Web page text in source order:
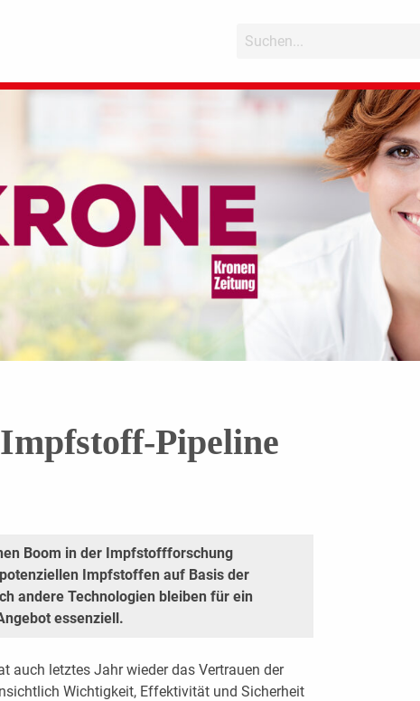
Pipeline
Boom in der Impfstoffforschung
Impfstoffen auf Basis der
andere Technologien bleiben für ein
essenziell.
auch letztes Jahr wieder das Vertrauen der
Wichtigkeit, Effektivität und Sicherheit